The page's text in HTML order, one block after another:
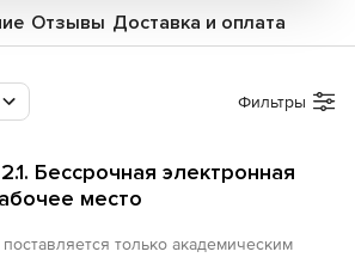
Отзывы Доставка и оплата
Фильтры
Бессрочная электронная
место
только академическим